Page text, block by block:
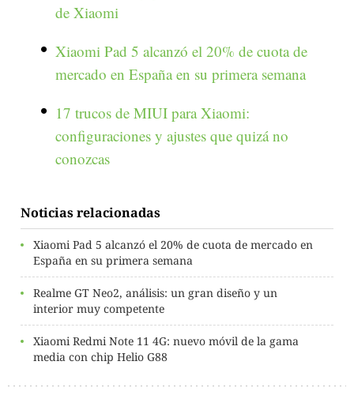
de Xiaomi
Xiaomi Pad 5 alcanzó el 20% de cuota de
mercado en España en su primera semana
17 trucos de MIUI para Xiaomi:
configuraciones y ajustes que quizá no
conozcas
Noticias relacionadas
Xiaomi Pad 5 alcanzó el 20% de cuota de mercado en
España en su primera semana
Realme GT Neo2, análisis: un gran diseño y un
interior muy competente
Xiaomi Redmi Note 11 4G: nuevo móvil de la gama
media con chip Helio G88